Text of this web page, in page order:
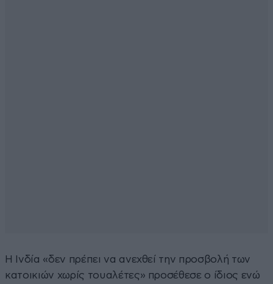
Η Ινδία «δεν πρέπει να ανεχθεί την προσβολή των
κατοικιών χωρίς τουαλέτες» προσέθεσε ο ίδιος ενώ